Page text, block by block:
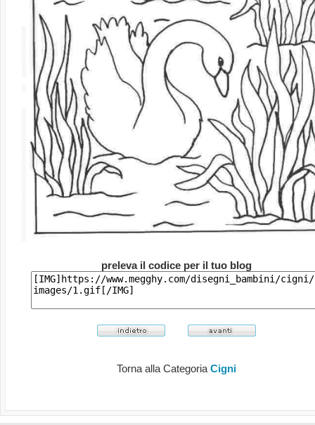
preleva il codice per il tuo blog
Torna alla Categoria Cigni